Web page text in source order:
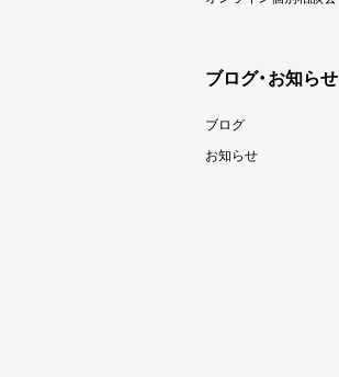
ブログ・お知らせ
ブログ
お知らせ